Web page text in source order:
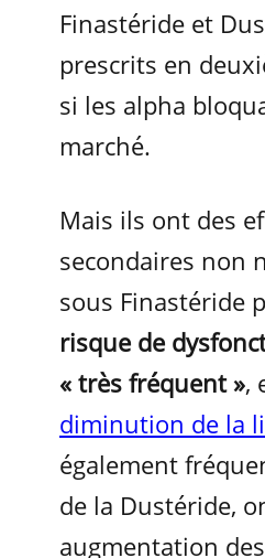
Finastéride et
prescrits en
si les alpha
marché.
Mais ils ont des
secondaires non
sous Finastéride
risque de
« très fréquent »,
diminution de la
également
de la Dustéride,
augmentation